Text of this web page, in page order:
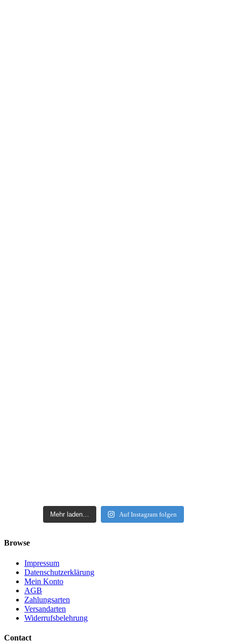
Mehr laden… Auf Instagram folgen
Browse
Impressum
Datenschutzerklärung
Mein Konto
AGB
Zahlungsarten
Versandarten
Widerrufsbelehrung
Contact